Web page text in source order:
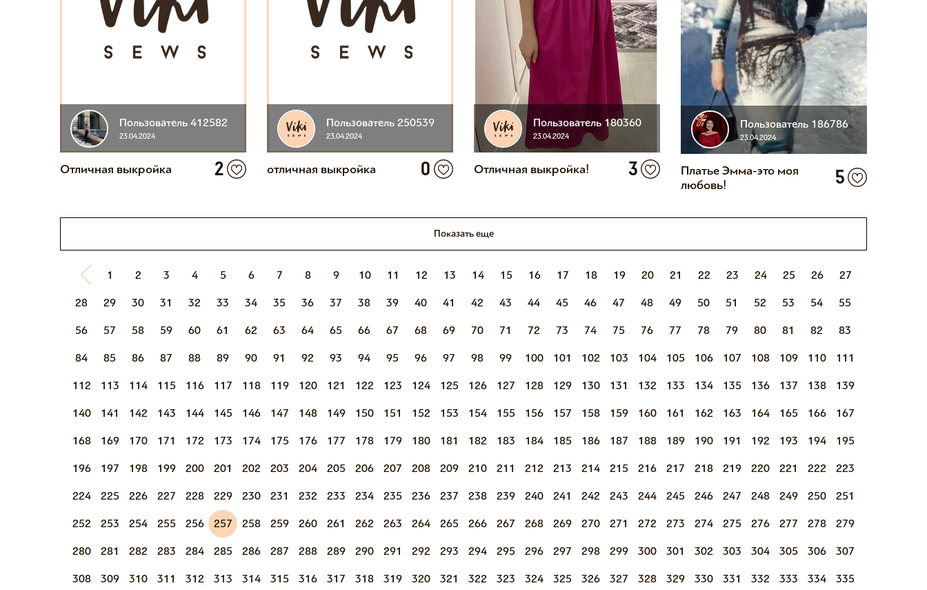
Пользователь 412582
23.04.2024
Отличная выкройка 2
Пользователь 250539
23.04.2024
отличная выкройка 0
Пользователь 180360
23.04.2024
Отличная выкройка! 3
Пользователь 186786
23.04.2024
Платье Эмма-это моя
любовь!
5
Показать еще
1 2 3 4 5 6 7 8 9 10 11 12 13 14 15 16 17 18 19 20 21 22 23 24 25 26 27
28 29 30 31 32 33 34 35 36 37 38 39 40 41 42 43 44 45 46 47 48 49 50 51 52 53 54 55
56 57 58 59 60 61 62 63 64 65 66 67 68 69 70 71 72 73 74 75 76 77 78 79 80 81 82 83
84 85 86 87 88 89 90 91 92 93 94 95 96 97 98 99 100 101 102 103 104 105 106 107 108 109 110 111
112 113 114 115 116 117 118 119 120 121 122 123 124 125 126 127 128 129 130 131 132 133 134 135 136 137 138 139
140 141 142 143 144 145 146 147 148 149 150 151 152 153 154 155 156 157 158 159 160 161 162 163 164 165 166 167
168 169 170 171 172 173 174 175 176 177 178 179 180 181 182 183 184 185 186 187 188 189 190 191 192 193 194 195
196 197 198 199 200 201 202 203 204 205 206 207 208 209 210 211 212 213 214 215 216 217 218 219 220 221 222 223
224 225 226 227 228 229 230 231 232 233 234 235 236 237 238 239 240 241 242 243 244 245 246 247 248 249 250 251
252 253 254 255 256 257 258 259 260 261 262 263 264 265 266 267 268 269 270 271 272 273 274 275 276 277 278 279
280 281 282 283 284 285 286 287 288 289 290 291 292 293 294 295 296 297 298 299 300 301 302 303 304 305 306 307
308 309 310 311 312 313 314 315 316 317 318 319 320 321 322 323 324 325 326 327 328 329 330 331 332 333 334 335